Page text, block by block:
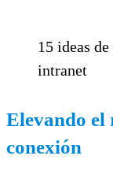
15 ideas
intranet
Elevando
conexión